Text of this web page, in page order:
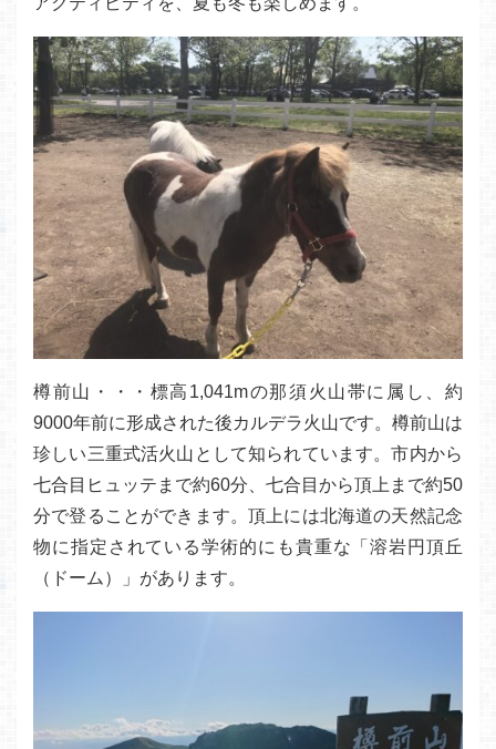
樽前山・・・標高1,041mの那須火山帯に属し、約
9000年前に形成された後カルデラ火山です。樽前山は
珍しい三重式活火山として知られています。市内から
七合目ヒュッテまで約60分、七合目から頂上まで約50
分で登ることができます。頂上には北海道の天然記念
物に指定されている学術的にも貴重な「溶岩円頂丘
（ドーム）」があります。